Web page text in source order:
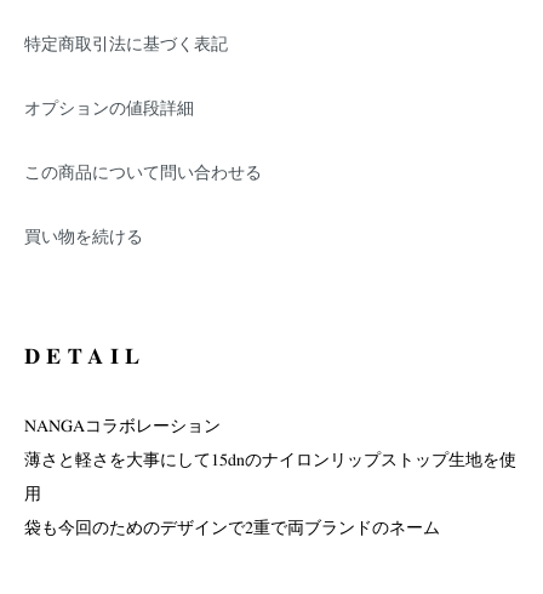
特定商取引法に基づく表記
オプションの値段詳細
この商品について問い合わせる
買い物を続ける
DETAIL
NANGAコラボレーション
薄さと軽さを大事にして15dnのナイロンリップストップ生地を使
用
袋も今回のためのデザインで2重で両ブランドのネーム